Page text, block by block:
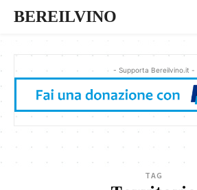
BEREILVINO
- Supporta Bereilvino.it -
TAG